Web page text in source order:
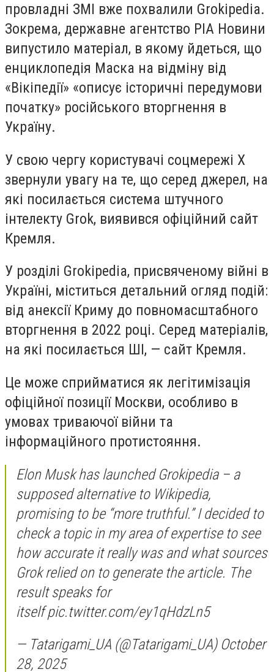
провладні ЗМІ вже похвалили Grokipedia.
Зокрема, державне агентство РІА Новини
випустило матеріал, в якому йдеться, що
енциклопедія Маска на відміну від
«Вікіпедії» «описує історичні передумови
початку» російського вторгнення в
Україну.
У свою чергу користувачі соцмережі X
звернули увагу на те, що серед джерел, на
які посилається система штучного
інтелекту Grok, виявився офіційний сайт
Кремля.
У розділі Grokipedia, присвяченому війні в
Україні, міститься детальний огляд подій:
від анексії Криму до повномасштабного
вторгнення в 2022 році. Серед матеріалів,
на які посилається ШІ, — сайт Кремля.
Це може сприйматися як легітимізація
офіційної позиції Москви, особливо в
умовах триваючої війни та
інформаційного протистояння.
Elon Musk has launched Grokipedia – a
supposed alternative to Wikipedia,
promising to be “more truthful.” I decided to
check a topic in my area of expertise to see
how accurate it really was and what sources
Grok relied on to generate the article. The
result speaks for
itself pic.twitter.com/ey1qHdzLn5
— Tatarigami_UA (@Tatarigami_UA) October
28, 2025